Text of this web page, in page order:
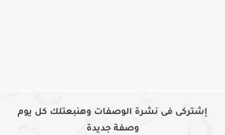
إشتركى فى نشرة الوصفات وهنبعتلك كل يوم
وصفة جديدة